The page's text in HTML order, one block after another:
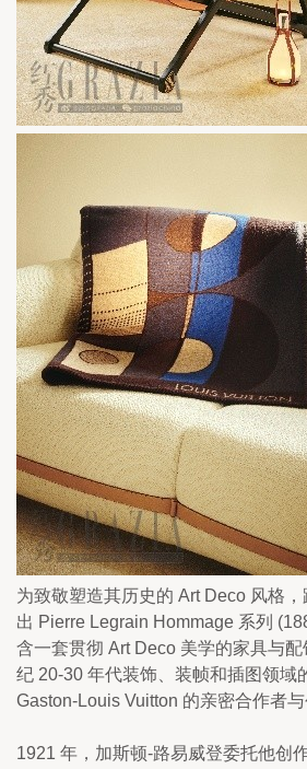
为致敬塑造其历史的 Art Deco 风格
出 Pierre Legrain Hommage 系列
含一套贯彻 Art Deco 美学的家具与
纪 20-30 年代装饰、装帧和插图领域
Gaston-Louis Vuitton 的亲密合作者与
1921 年，加斯顿-路易威登委托他创